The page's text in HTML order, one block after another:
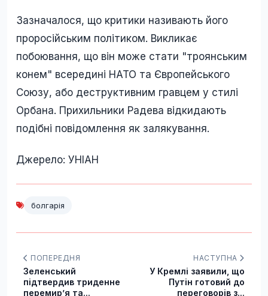
Зазначалося, що критики називають його
проросійським політиком. Викликає
побоювання, що він може стати "троянським
конем" всередині НАТО та Європейського
Союзу, або деструктивним гравцем у стилі
Орбана. Прихильники Радева відкидають
подібні повідомлення як залякування.
Джерело: УНІАН
болгарія
ПОПЕРЕДНЯ
Зеленський
підтвердив триденне
перемир’я та...
НАСТУПНА
У Кремлі заявили, що
Путін готовий до
переговорів з...